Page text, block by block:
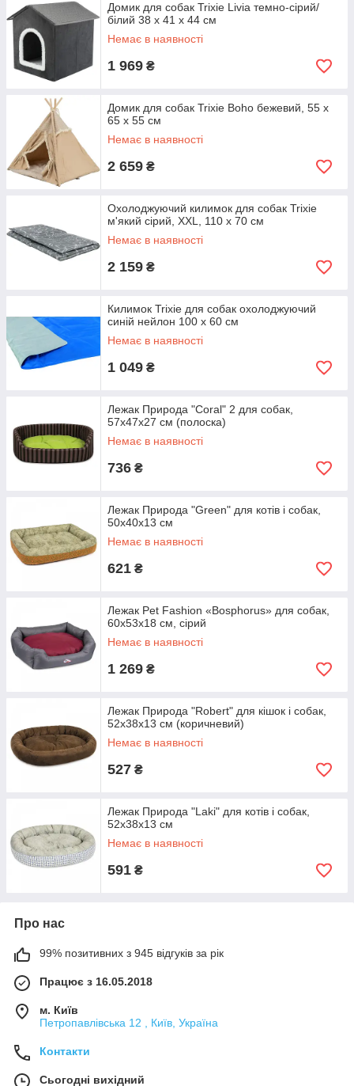
Домик для собак Trixie Livia темно-сірий/
білий 38 х 41 х 44 см
Немає в наявності
1 969 ₴
Домик для собак Trixie Boho бежевий, 55 х
65 х 55 см
Немає в наявності
2 659 ₴
Охолоджуючий килимок для собак Trixie
м'який сірий, XXL, 110 х 70 см
Немає в наявності
2 159 ₴
Килимок Trixie для собак охолоджуючий
синій нейлон 100 х 60 см
Немає в наявності
1 049 ₴
Лежак Природа "Coral" 2 для собак,
57х47х27 см (полоска)
Немає в наявності
736 ₴
Лежак Природа "Green" для котів і собак,
50х40х13 см
Немає в наявності
621 ₴
Лежак Pet Fashion «Bosphorus» для собак,
60x53x18 см, сірий
Немає в наявності
1 269 ₴
Лежак Природа "Robert" для кішок і собак,
52х38х13 см (коричневий)
Немає в наявності
527 ₴
Лежак Природа "Laki" для котів і собак,
52х38х13 см
Немає в наявності
591 ₴
Про нас
99% позитивних з 945 відгуків за рік
Працює з 16.05.2018
м. Київ
Петропавлівська 12 , Київ, Україна
Контакти
Сьогодні вихідний